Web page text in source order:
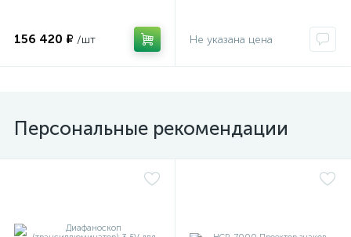
156 420 ₽ /шт Не указана цена
Персональные рекомендации